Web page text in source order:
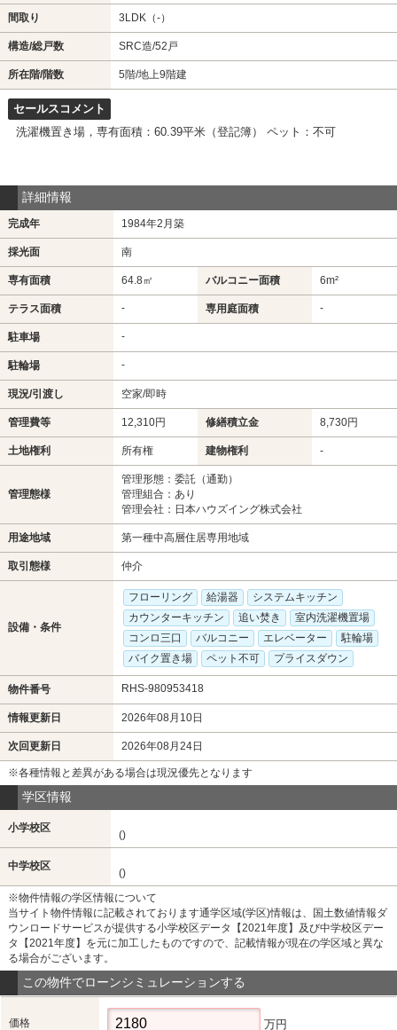
間取り 3LDK（-）
構造/総戸数 SRC造/52戸
所在階/階数 5階/地上9階建
セールスコメント
洗濯機置き場，専有面積：60.39平米（登記簿） ペット：不可
詳細情報
完成年 1984年2月築
採光面 南
専有面積 64.8㎡ バルコニー面積 6m²
テラス面積 - 専用庭面積 -
駐車場 -
駐輪場 -
現況/引渡し 空家/即時
管理費等 12,310円 修繕積立金 8,730円
土地権利 所有権 建物権利 -
管理態様
管理形態：委託（通勤）
管理組合：あり
管理会社：日本ハウズイング株式会社
用途地域 第一種中高層住居専用地域
取引態様 仲介
設備・条件
フローリング 給湯器
システムキッチン
カウンターキッチン
追い焚き
室内洗濯機置場
コンロ三口
バルコニー エレベーター
駐輪場
バイク置き場
ペット不可 プライスダウン
物件番号 RHS-980953418
情報更新日 2026年08月10日
次回更新日 2026年08月24日
※各種情報と差異がある場合は現況優先となります
学区情報
小学校区
()
中学校区
()
※物件情報の学区情報について
当サイト物件情報に記載されております通学区域(学区)情報は、国土数値情報ダ
ウンロードサービスが提供する小学校区データ【2021年度】及び中学校区デー
タ【2021年度】を元に加工したものですので、記載情報が現在の学区域と異な
る場合がございます。
この物件でローンシミュレーションする
価格 万円